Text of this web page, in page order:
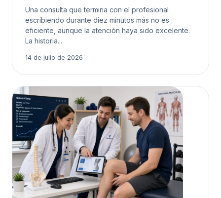
Una consulta que termina con el profesional
escribiendo durante diez minutos más no es
eficiente, aunque la atención haya sido excelente.
La historia...
14 de julio de 2026